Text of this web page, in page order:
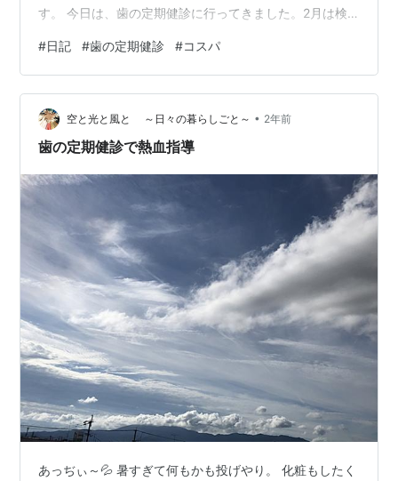
す。 今日は、歯の定期健診に行ってきました。2月は検
つくり、生成AIにフォーマット修正してもらいました。
本文開始 5カ月ぶりに歯医者に行ってきました。定期健
診です。本当は3カ月おきに年4回を勧められています
が、根がケチなもので「4カ月おきにすれば年3回で1回分
浮くな…」などと思って…
#日記 #歯の定期健診 #コスパ
空と光と風と ～日々の暮らしごと～ • 2年前
歯の定期健診で熱血指導
あっぢぃ～💦 暑すぎて何もかも投げやり。 化粧もしたく